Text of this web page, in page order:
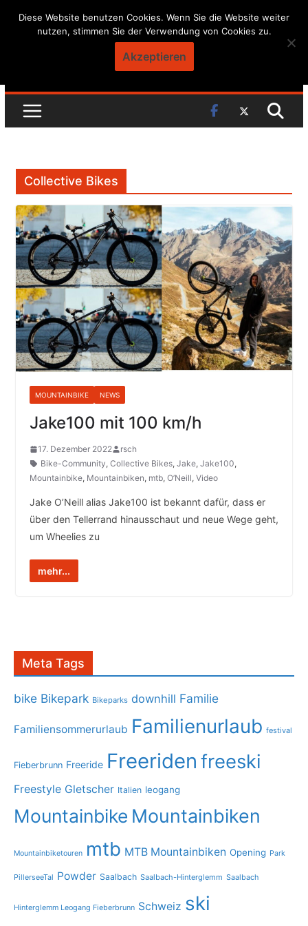
Skip
Collective Bikes
MOUNTAINBIKE NEWS
Jake100 mit 100 km/h
17. Dezember 2022
rsch
Bike-Community, Collective Bikes, Jake, Jake100,
Mountainbike, Mountainbiken, mtb, O’Neill, Video
Jake O’Neill alias Jake100 ist bekannt dafür, dass er
über den Tellerrand hinausschaut und neue Wege geht,
um Wheelies zu
mehr...
Meta Tags
bike Bikepark Bikeparks downhill Familie
Familiensommerurlaub Familienurlaub festival
Fieberbrunn Freeride Freeriden freeski
Freestyle Gletscher Italien leogang
Mountainbike Mountainbiken
Mountainbiketouren mtb MTB Mountainbiken Opening Park
PillerseeTal Powder Saalbach Saalbach-Hinterglemm Saalbach
Hinterglemm Leogang Fieberbrunn Schweiz ski
Diese Website benutzen Cookies. Wenn Sie die Website weiter
nutzen, stimmen Sie der Verwendung von Cookies zu.
Akzeptieren